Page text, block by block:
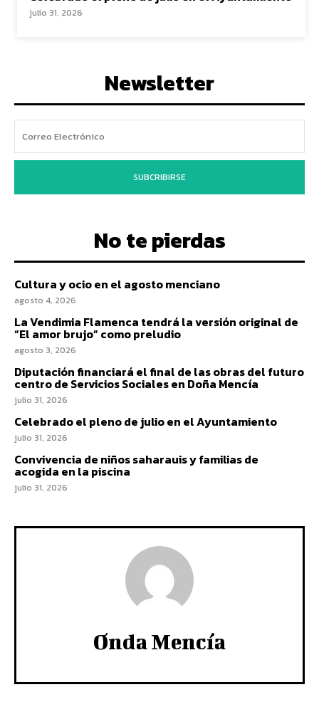
julio 31, 2026
Newsletter
SUBCRIBIRSE
No te pierdas
Cultura y ocio en el agosto menciano
agosto 4, 2026
La Vendimia Flamenca tendrá la versión original de
“El amor brujo” como preludio
agosto 3, 2026
Diputación financiará el final de las obras del futuro
centro de Servicios Sociales en Doña Mencía
julio 31, 2026
Celebrado el pleno de julio en el Ayuntamiento
julio 31, 2026
Convivencia de niños saharauis y familias de
acogida en la piscina
julio 31, 2026
Onda Mencía